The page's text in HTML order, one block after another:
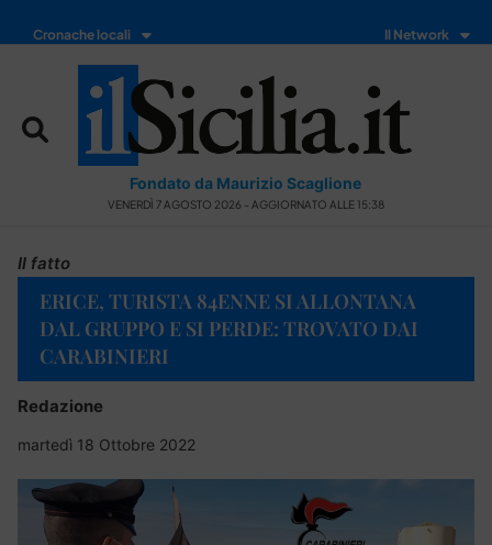
Cronache locali Il Network
Fondato da Maurizio Scaglione
VENERDÌ 7 AGOSTO 2026 - AGGIORNATO ALLE 15:38
Il fatto
ERICE, TURISTA 84ENNE SI ALLONTANA
DAL GRUPPO E SI PERDE: TROVATO DAI
CARABINIERI
Redazione
martedì 18 Ottobre 2022